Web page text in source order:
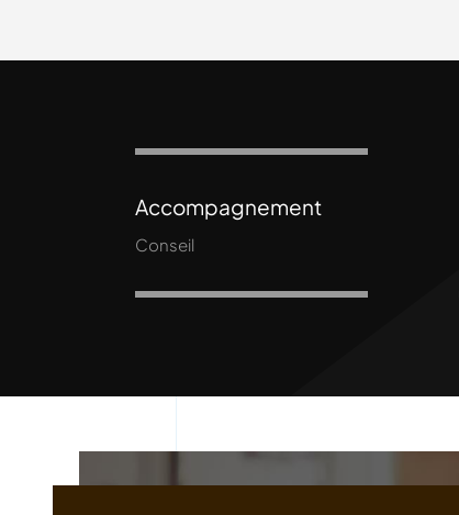
Accompagnement
Conseil